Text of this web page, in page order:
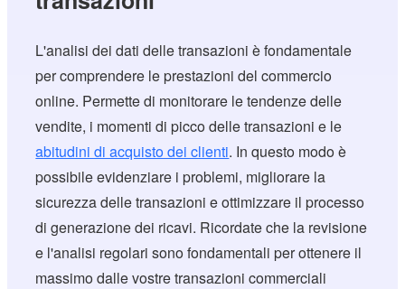
L'analisi dei dati delle transazioni è fondamentale
per comprendere le prestazioni del commercio
online. Permette di monitorare le tendenze delle
vendite, i momenti di picco delle transazioni e le
abitudini di acquisto dei clienti. In questo modo è
possibile evidenziare i problemi, migliorare la
sicurezza delle transazioni e ottimizzare il processo
di generazione dei ricavi. Ricordate che la revisione
e l'analisi regolari sono fondamentali per ottenere il
massimo dalle vostre transazioni commerciali